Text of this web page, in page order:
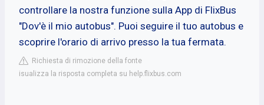
controllare la nostra funzione sulla App di FlixBus
"Dov'è il mio autobus". Puoi seguire il tuo autobus e
scoprire l'orario di arrivo presso la tua fermata.
Richiesta di rimozione della fonte
isualizza la risposta completa su help.flixbus.com